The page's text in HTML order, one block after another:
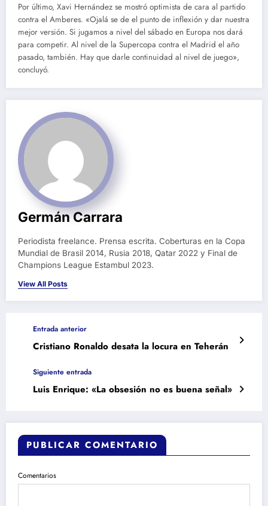
Por último, Xavi Hernández se mostró optimista de cara al partido
contra el Amberes. «Ojalá se de el punto de inflexión y dar nuestra
mejor versión. Si jugamos a nivel del sábado en Europa nos dará
para competir. Al nivel de la Supercopa contra el Madrid el año
pasado, también. Hay que darle continuidad al nivel de juego»,
concluyó.
Germán Carrara
Periodista freelance. Prensa escrita. Coberturas en la Copa
Mundial de Brasil 2014, Rusia 2018, Qatar 2022 y Final de
Champions League Estambul 2023.
View All Posts
Entrada anterior
Cristiano Ronaldo desata la locura en Teherán
Siguiente entrada
Luis Enrique: «La obsesión no es buena señal»
PUBLICAR COMENTARIO
Comentarios